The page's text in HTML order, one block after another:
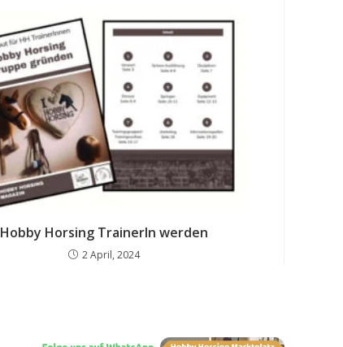
Hobby Horsing TrainerIn werden
2 April, 2024